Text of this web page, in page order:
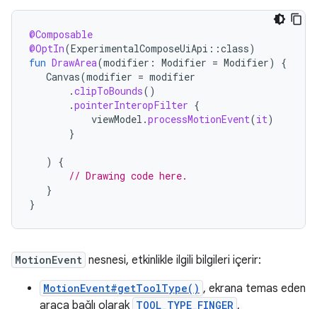
@Composable
@OptIn(ExperimentalComposeUiApi ::class)
fun DrawArea(modifier : Modifier = Modifier)
{
Canvas(modifier = modifier
.clipToBounds()
.pointerInteropFilter {
viewModel .processMotionEvent(it)
}
)
{
// Drawing code here.
}
}
MotionEvent nesnesi, etkinlikle ilgili bilgileri içerir:
MotionEvent#getToolType() , ekrana temas eden
araca bağlı olarak TOOL_TYPE_FINGER ,